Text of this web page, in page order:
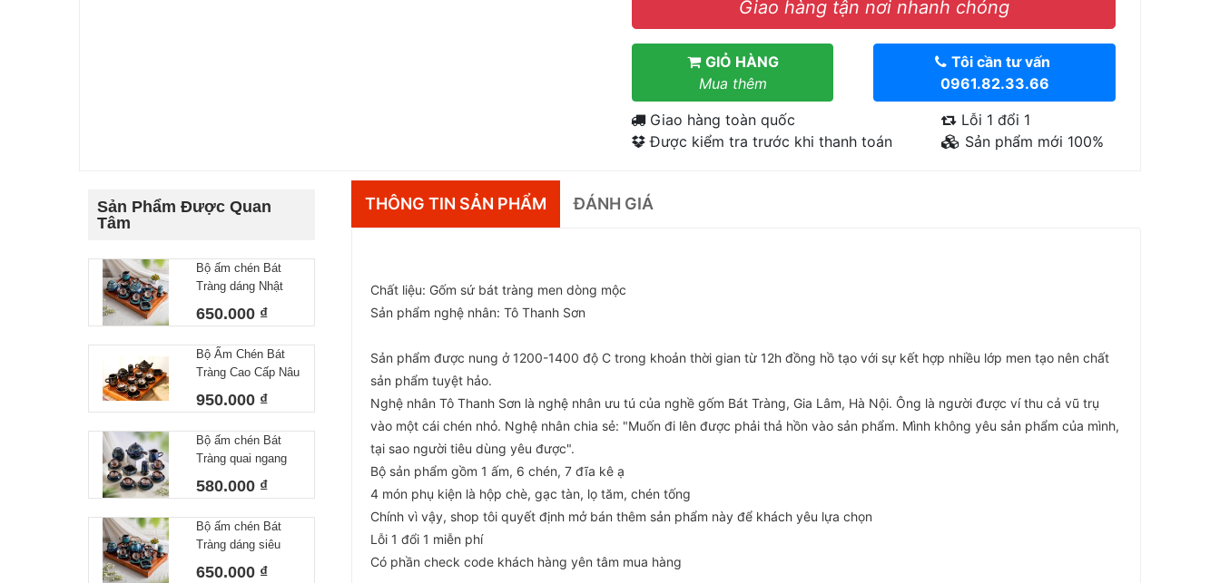
Giao hàng tận nơi nhanh chóng
GIỎ HÀNG
Mua thêm
Tôi cần tư vấn
0961.82.33.66
Giao hàng toàn quốc
Được kiểm tra trước khi thanh toán
Lỗi 1 đổi 1
Sản phẩm mới 100%
Sản Phẩm Được Quan
Tâm
Bộ ấm chén Bát
Tràng dáng Nhật
650.000 ₫
Bộ Ấm Chén Bát
Tràng Cao Cấp Nâu
Chóp Vẽ Thuận
Dung Tích 400ml
950.000 ₫
Bộ ấm chén Bát
Tràng quai ngang
580.000 ₫
Bộ ấm chén Bát
Tràng dáng siêu
nước lòng hoa
650.000 ₫
THÔNG TIN SẢN PHẨM ĐÁNH GIÁ
Chất liệu: Gốm sứ bát tràng men dòng mộc
Sản phẩm nghệ nhân: Tô Thanh Sơn
Sản phẩm được nung ở 1200-1400 độ C trong khoản thời gian từ 12h đồng hồ tạo với sự kết hợp nhiều lớp men tạo nên chất
sản phẩm tuyệt hảo.
Nghệ nhân Tô Thanh Sơn là nghệ nhân ưu tú của nghề gốm Bát Tràng, Gia Lâm, Hà Nội. Ông là người được ví thu cả vũ trụ
vào một cái chén nhỏ. Nghệ nhân chia sẻ: "Muốn đi lên được phải thả hồn vào sản phẩm. Mình không yêu sản phẩm của mình,
tại sao người tiêu dùng yêu được".
Bộ sản phẩm gồm 1 ấm, 6 chén, 7 đĩa kê ạ
4 món phụ kiện là hộp chè, gạc tàn, lọ tăm, chén tống
Chính vì vậy, shop tôi quyết định mở bán thêm sản phẩm này để khách yêu lựa chọn
Lỗi 1 đổi 1 miễn phí
Có phần check code khách hàng yên tâm mua hàng